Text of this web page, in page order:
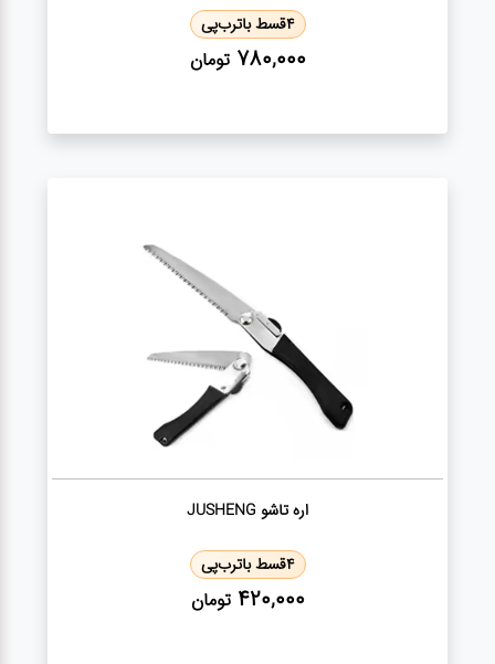
4قسط باترب‌پی
780,000 تومان
اره تاشو JUSHENG
4قسط باترب‌پی
420,000 تومان